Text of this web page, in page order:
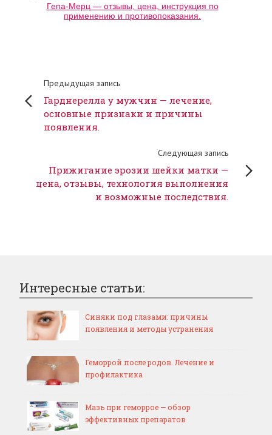
Гепа-Мерц — отзывы, цена, инструкция по
применению и противопоказания.
Предыдущая запись
Гарднерелла у мужчин — лечение,
основные признаки и причины
появления.
Следующая запись
Прижигание эрозии шейки матки —
цена, отзывы, технология выполнения
и возможные последствия.
Интересные статьи:
Синяки под глазами: причины
появления и методы устранения
Геморрой после родов. Лечение и
профилактика
Мазь при геморрое — обзор
эффективных препаратов